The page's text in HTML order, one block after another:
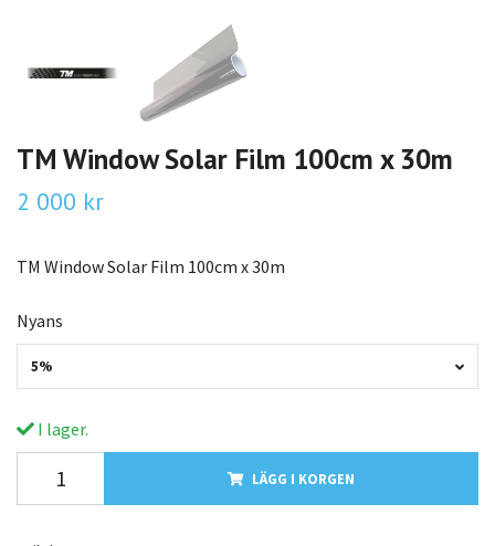
TM Window Solar Film 100cm x 30m
2 000 kr
TM Window Solar Film 100cm x 30m
Nyans
5%
I lager.
LÄGG I KORGEN